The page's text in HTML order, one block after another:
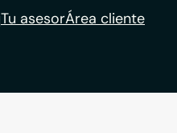
Tu asesorÁrea cliente